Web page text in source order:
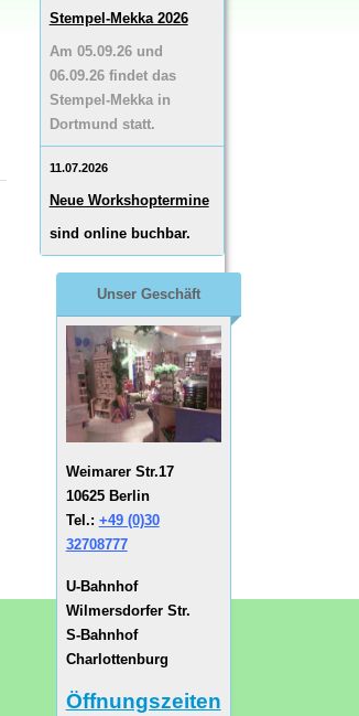
Stempel-Mekka 2026
Am 05.09.26 und
06.09.26 findet das
Stempel-Mekka in
Dortmund statt.
11.07.2026
Neue Workshoptermine
sind online buchbar.
Unser Geschäft
Weimarer Str.17
10625 Berlin
Tel.: +49 (0)30
32708777
U-Bahnhof
Wilmersdorfer Str.
S-Bahnhof
Charlottenburg
Öffnungszeiten